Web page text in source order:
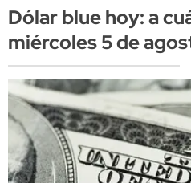
Dólar blue hoy: a
miércoles 5 de